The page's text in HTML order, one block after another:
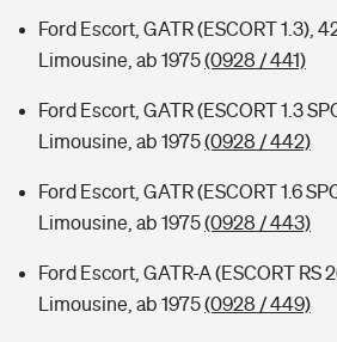
Ford Escort, GATR (ESCORT 1.3),
Limousine, ab 1975(0928 / 441)
Ford Escort, GATR (ESCORT 1.3
Limousine, ab 1975(0928 / 442)
Ford Escort, GATR (ESCORT 1.6
Limousine, ab 1975(0928 / 443)
Ford Escort, GATR-A (ESCORT RS
Limousine, ab 1975(0928 / 449)